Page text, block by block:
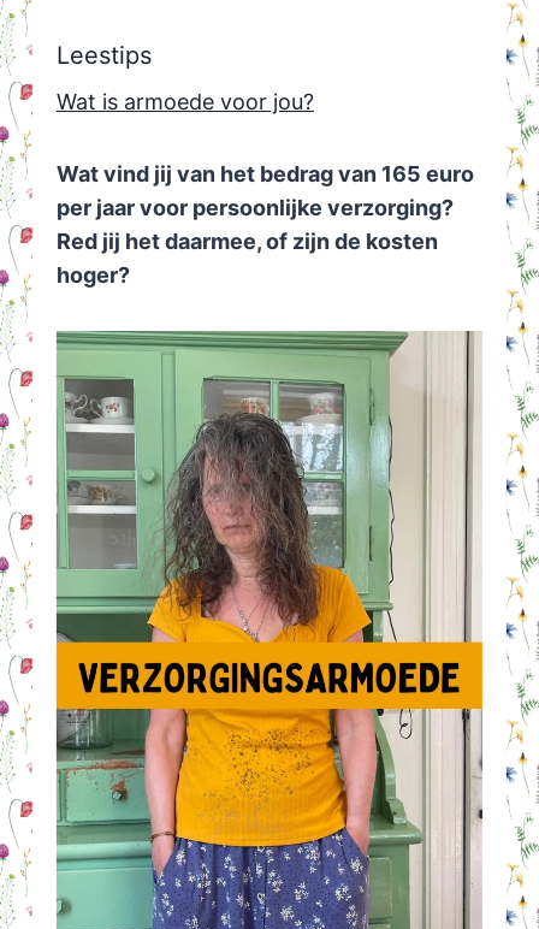
Leestips
Wat is armoede voor jou?
Wat vind jij van het bedrag van 165 euro
per jaar voor persoonlijke verzorging?
Red jij het daarmee, of zijn de kosten
hoger?